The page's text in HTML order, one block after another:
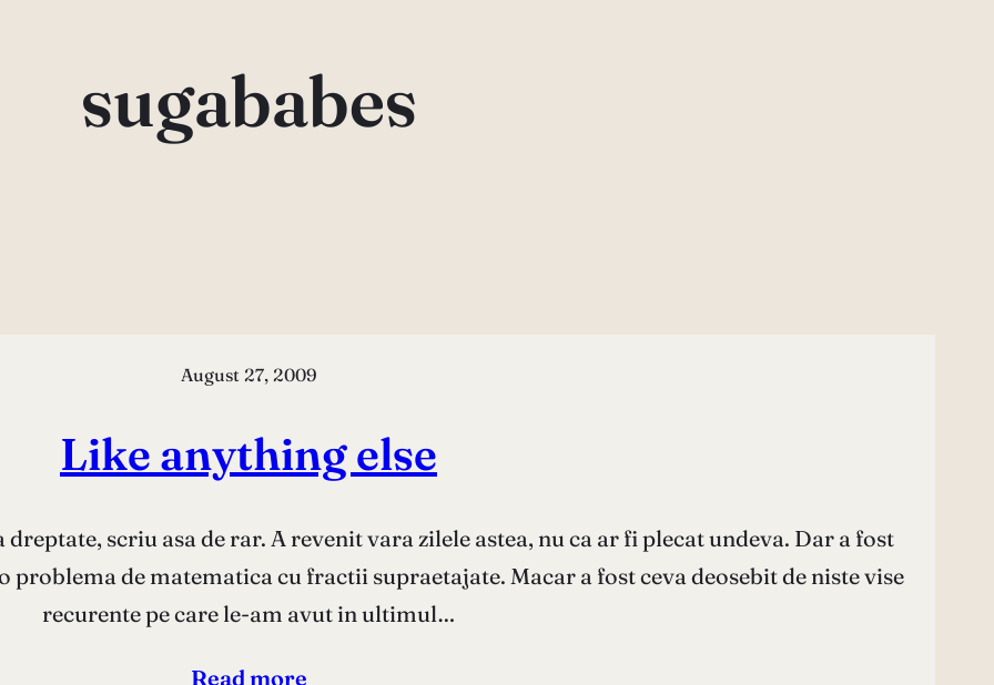
sugababes
August 27, 2009
Like anything else
scriu asa de rar. A revenit vara zilele astea, nu ca ar fi plecat undeva. Dar a fost
de matematica cu fractii supraetajate. Macar a fost ceva deosebit de niste vise
recurente pe care le-am avut in ultimul…
Read more